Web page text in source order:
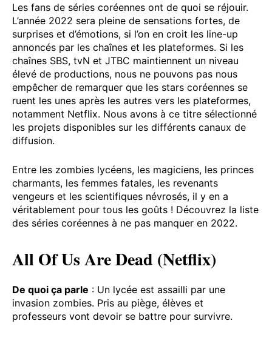
Les fans de séries coréennes ont de quoi se réjouir.
L’année 2022 sera pleine de sensations fortes, de
surprises et d’émotions, si l’on en croit les line-up
annoncés par les chaînes et les plateformes. Si les
chaînes SBS, tvN et JTBC maintiennent un niveau
élevé de productions, nous ne pouvons pas nous
empêcher de remarquer que les stars coréennes se
ruent les unes après les autres vers les plateformes,
notamment Netflix. Nous avons à ce titre sélectionné
les projets disponibles sur les différents canaux de
diffusion.
Entre les zombies lycéens, les magiciens, les princes
charmants, les femmes fatales, les revenants
vengeurs et les scientifiques névrosés, il y en a
véritablement pour tous les goûts ! Découvrez la liste
des séries coréennes à ne pas manquer en 2022.
All Of Us Are Dead (Netflix)
De quoi ça parle : Un lycée est assailli par une
invasion zombies. Pris au piège, élèves et
professeurs vont devoir se battre pour survivre.